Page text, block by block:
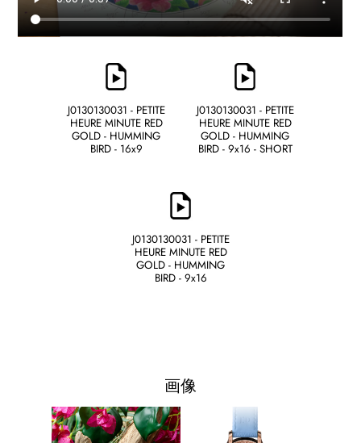
J0130130031 - PETITE
HEURE MINUTE RED
GOLD - HUMMING
BIRD - 16x9
J0130130031 - PETITE
HEURE MINUTE RED
GOLD - HUMMING
BIRD - 9x16 - SHORT
J0130130031 - PETITE
HEURE MINUTE RED
GOLD - HUMMING
BIRD - 9x16
画像